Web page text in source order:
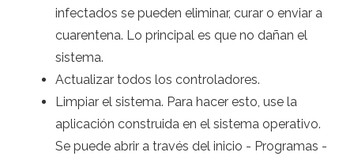
infectados se pueden eliminar, curar o enviar a
cuarentena. Lo principal es que no dañan el
sistema.
Actualizar todos los controladores.
Limpiar el sistema. Para hacer esto, use la
aplicación construida en el sistema operativo.
Se puede abrir a través del inicio - Programas -